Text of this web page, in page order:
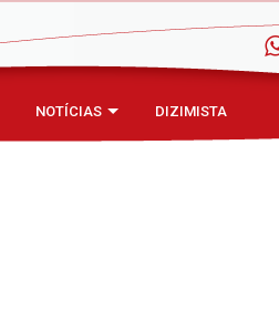
NOTÍCIAS DIZIMISTA